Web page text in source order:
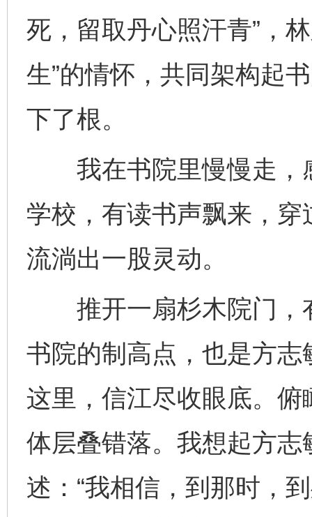
死，留取丹心照汗青”，
生”的情怀，共同架构起
下了根。
我在书院里慢慢走，
学校，有读书声飘来，
流淌出一股灵动。
推开一扇杉木院门，
书院的制高点，也是方
这里，信江尽收眼底。
体层叠错落。我想起方
述：“我相信，到那时，